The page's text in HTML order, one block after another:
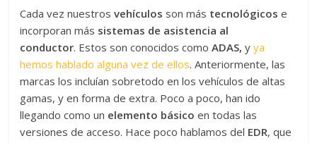
Cada vez nuestrosvehículos son más tecnológicos e
incorporan más sistemas de asistencia al
conductor. Estos son conocidos comoADAS, yya
hemos hablado alguna vez de ellos. Anteriormente, las
marcas los incluían sobretodo en los vehículos de altas
gamas, y en forma de extra. Poco a poco, han ido
llegando como un elemento básico en todas las
versiones de acceso. Hace poco hablamos del EDR, que